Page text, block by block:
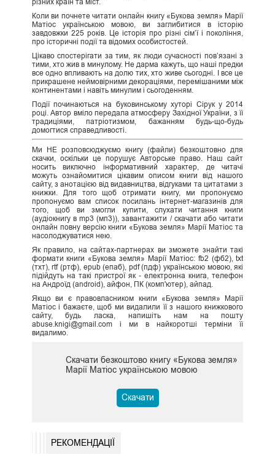
різних країн та міст.
Коли ви почнете читати онлайн книгу «Букова земля» Марії
Матіос українською мовою, ви заглибитися в історію
завдовжки 225 років. Це історія про різні сім’ї і покоління,
про історичні події та відомих особистостей.
Цікаво спостерігати за тим, як люди сучасності пов’язані з
тими, хто жив в минулому. Не дарма кажуть, що наші предки
все одно впливають на долю тих, хто живе сьогодні. І все це
прикрашене неймовірними декораціями, перемішаними між
континентами і навіть минулим і сьогоденням.
Події починаються на буковинському хуторі Сірук у 2014
році. Автор вміло передала атмосферу Західної України, з її
традиціями, патріотизмом, бажанням будь-що-будь
домогтися справедливості.
Ми НЕ розповсюджуємо книгу (файли) безкоштовно для
скачки, оскільки це порушує Авторське право. Наш сайт
носить виключно інформативний характер, де читачі
можуть ознайомитися цікавим описом книги від нашого
сайту, з анотацією від видавництва, відгуками та цитатами з
книжки. Для того щоб отримати книгу, ми пропонуємо
пропонуємо вам список посилань інтернет-магазинів для
того, щоб ви змогли купити, слухати читання книги
(аудіокнигу в mp3 (мп3)), завантажити / скачати або читати
онлайн повну версію книги «Букова земля» Марії Матіос та
насолоджуватися нею.
Як правило, на сайтах-партнерах ви зможете знайти такі
формати книги «Букова земля» Марії Матіос: fb2 (фб2), txt
(тхт), rtf (ртф), epub (епаб), pdf (пдф) українською мовою, які
підійдуть на такі пристрої як - електронна книга, телефон
на Андроїд (android), айфон, ПК (комп'ютер), айпад.
Якщо ви є правовласником книги «Букова земля» Марії
Матіос і бажаєте, щоб ми видалили її з нашого книжкового
сайту, будь ласка, напишіть нам на пошту
abuse.knigi@gmail.com і ми в найкоротші терміни її
видалимо.
Скачати безкоштово книгу «Букова земля»
Марії Матіос українською мовою
Скачати
РЕКОМЕНДАЦІЇ